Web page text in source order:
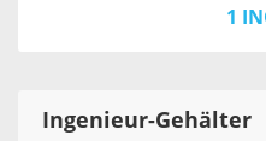
1
Ingenieur-Gehälter